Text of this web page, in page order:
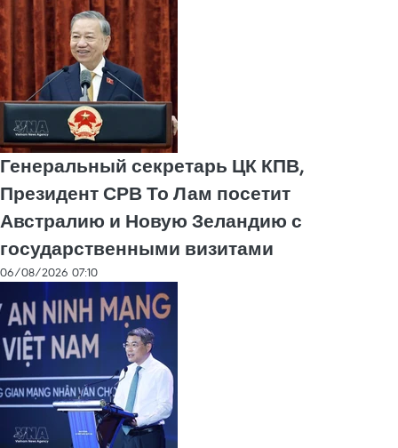
Генеральный секретарь ЦК КПВ,
Президент СРВ То Лам посетит
Австралию и Новую Зеландию с
государственными визитами
06/08/2026 07:10